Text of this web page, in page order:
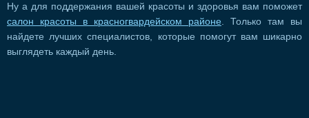
Ну а для поддержания вашей красоты и здоровья вам поможет
салон красоты в красногвардейском районе . Только там вы
найдете лучших специалистов, которые помогут вам шикарно
выглядеть каждый день.